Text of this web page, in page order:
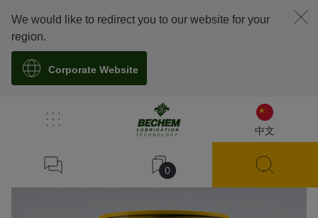
中文
0
We would like to redirect you to our website for your
region.
Corporate Website
溯源